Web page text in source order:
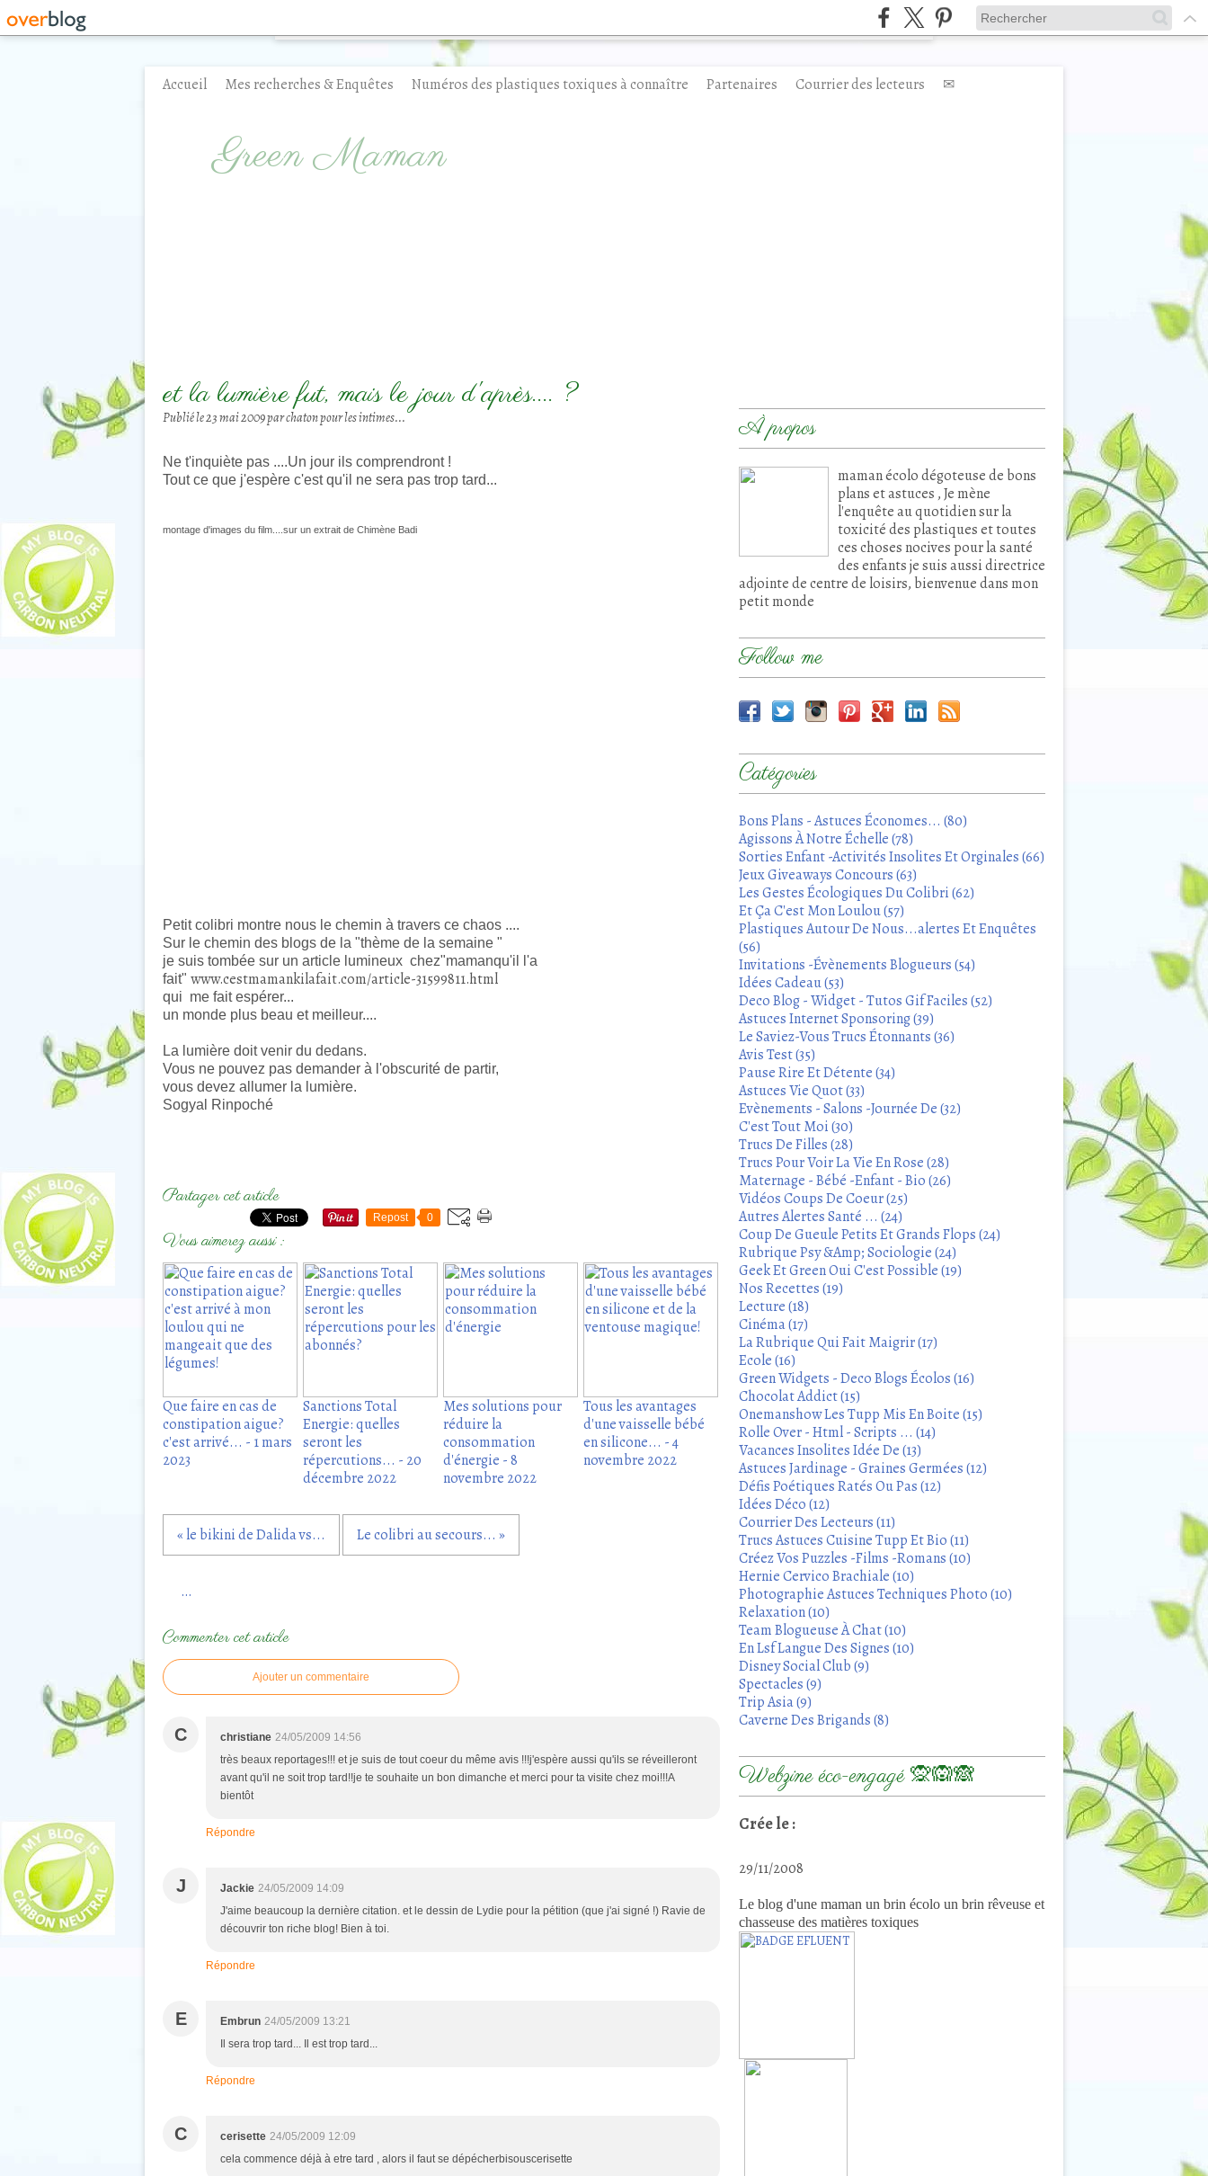
Green Maman
Accueil Mes recherches & Enquêtes Numéros des plastiques toxiques à connaître Partenaires Courrier des lecteurs
✉
et la lumière fut, mais le jour d'après.... ?
Publié le23 mai 2009par chaton pour les intimes...
Ne t'inquiète pas ....Un jour ils comprendront !
Tout ce que j'espère c'est qu'il ne sera pas trop tard...
montage d'images du film....sur un extrait de Chimène Badi
Petit colibri montre nous le chemin à travers ce chaos ....
Sur le chemin des blogs de la "thème de la semaine "
je suis tombée sur un article lumineux chez"mamanqu'il l'a
fait" www.cestmamankilafait.com/article-31599811.html
qui me fait espérer...
un monde plus beau et meilleur....
La lumière doit venir du dedans.
Vous ne pouvez pas demander à l'obscurité de partir,
vous devez allumer la lumière.
Sogyal Rinpoché
Partager cet article
Repost 0
Vous aimerez aussi :
Que faire en cas de
constipation aigue?
c'est arrivé... - 1 mars
2023
Sanctions Total
Energie: quelles
seront les
répercutions... - 20
décembre 2022
Mes solutions pour
réduire la
consommation
d'énergie - 8
novembre 2022
Tous les avantages
d'une vaisselle bébé
en silicone... - 4
novembre 2022
« le bikini de Dalida vs... Le colibri au secours... »
…
Commenter cet article
Ajouter un commentaire
C christiane 24/05/2009 14:56
très beaux reportages!!! et je suis de tout coeur du même avis !!!j'espère aussi qu'ils se réveilleront
avant qu'il ne soit trop tard!!je te souhaite un bon dimanche et merci pour ta visite chez moi!!!A
bientôt
Répondre
J Jackie 24/05/2009 14:09
J'aime beaucoup la dernière citation. et le dessin de Lydie pour la pétition (que j'ai signé !) Ravie de
découvrir ton riche blog! Bien à toi.
Répondre
E Embrun 24/05/2009 13:21
Il sera trop tard... Il est trop tard...
Répondre
C cerisette 24/05/2009 12:09
cela commence déjà à etre tard , alors il faut se dépécherbisouscerisette
À propos
maman écolo dégoteuse de bons
plans et astuces , Je mène
l'enquête au quotidien sur la
toxicité des plastiques et toutes
ces choses nocives pour la santé
des enfants je suis aussi directrice
adjointe de centre de loisirs, bienvenue dans mon
petit monde
Follow me
Catégories
Bons Plans - Astuces Économes... (80)
Agissons À Notre Échelle (78)
Sorties Enfant -Activités Insolites Et Orginales (66)
Jeux Giveaways Concours (63)
Les Gestes Écologiques Du Colibri (62)
Et Ça C'est Mon Loulou (57)
Plastiques Autour De Nous...alertes Et Enquêtes
(56)
Invitations -Évènements Blogueurs (54)
Idées Cadeau (53)
Deco Blog - Widget - Tutos Gif Faciles (52)
Astuces Internet Sponsoring (39)
Le Saviez-Vous Trucs Étonnants (36)
Avis Test (35)
Pause Rire Et Détente (34)
Astuces Vie Quot (33)
Evènements - Salons -Journée De (32)
C'est Tout Moi (30)
Trucs De Filles (28)
Trucs Pour Voir La Vie En Rose (28)
Maternage - Bébé -Enfant - Bio (26)
Vidéos Coups De Coeur (25)
Autres Alertes Santé ... (24)
Coup De Gueule Petits Et Grands Flops (24)
Rubrique Psy &Amp; Sociologie (24)
Geek Et Green Oui C'est Possible (19)
Nos Recettes (19)
Lecture (18)
Cinéma (17)
La Rubrique Qui Fait Maigrir (17)
Ecole (16)
Green Widgets - Deco Blogs Écolos (16)
Chocolat Addict (15)
Onemanshow Les Tupp Mis En Boite (15)
Rolle Over - Html - Scripts ... (14)
Vacances Insolites Idée De (13)
Astuces Jardinage - Graines Germées (12)
Défis Poétiques Ratés Ou Pas (12)
Idées Déco (12)
Courrier Des Lecteurs (11)
Trucs Astuces Cuisine Tupp Et Bio (11)
Créez Vos Puzzles -Films -Romans (10)
Hernie Cervico Brachiale (10)
Photographie Astuces Techniques Photo (10)
Relaxation (10)
Team Blogueuse À Chat (10)
En Lsf Langue Des Signes (10)
Disney Social Club (9)
Spectacles (9)
Trip Asia (9)
Caverne Des Brigands (8)
Webzine éco-engagé 🙊🙉🙈
Crée le :
29/11/2008
Le blog d'une maman un brin écolo un brin rêveuse et
chasseuse des matières toxiques